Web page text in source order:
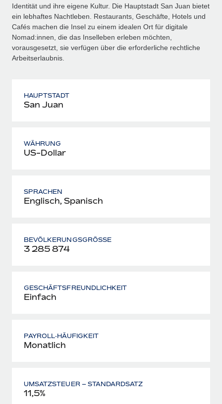
Identität und ihre eigene Kultur. Die Hauptstadt San Juan bietet
ein lebhaftes Nachtleben. Restaurants, Geschäfte, Hotels und
Cafés machen die Insel zu einem idealen Ort für digitale
Nomad:innen, die das Inselleben erleben möchten,
vorausgesetzt, sie verfügen über die erforderliche rechtliche
Arbeitserlaubnis.
HAUPTSTADT
San Juan
WÄHRUNG
US-Dollar
SPRACHEN
Englisch, Spanisch
BEVÖLKERUNGSGRÖSSE
3 285 874
GESCHÄFTSFREUNDLICHKEIT
Einfach
PAYROLL‑HÄUFIGKEIT
Monatlich
UMSATZSTEUER – STANDARDSATZ
11,5%